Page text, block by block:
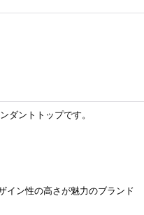
ダントトップです。
イン性の高さが魅力のブランド